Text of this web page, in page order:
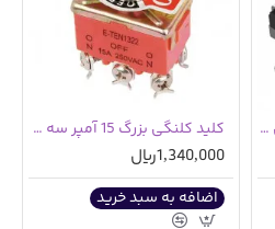
تک سوییچ اس ام دی 2 پین 6*3 سایز 2.5 میلیمتر کلید کلنگی بزرگ 15 آمپر سه حالت وسط خاموش مارک E-TEN1322 تایوان
1,340,000ریال
اضافه به سبد خرید